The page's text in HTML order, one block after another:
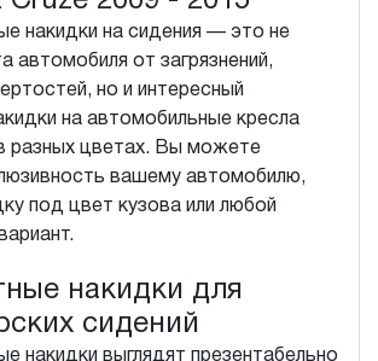
накидки на сидения — это не
автомобиля от загрязнений,
но и интересный
на автомобильные кресла
разных цветах. Вы можете
вашему автомобилю,
под цвет кузова или любой
накидки для
сидений
накидки выглядят презентабельно